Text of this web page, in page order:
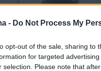
- Do Not Process My
opt-out of the sale, sharing to
for targeted
selection. Please note that